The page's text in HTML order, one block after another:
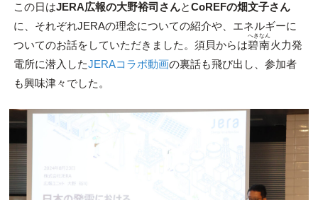
この日はJERA広報の大野裕司さんとCoREFの畑文子さん
に、それぞれJERAの理念についての紹介や、エネルギーに
ついてのお話をしていただきました。須貝からは碧南
へきなん
火力発
電所に潜入したJERAコラボ動画の裏話も飛び出し、参加者
も興味津々でした。